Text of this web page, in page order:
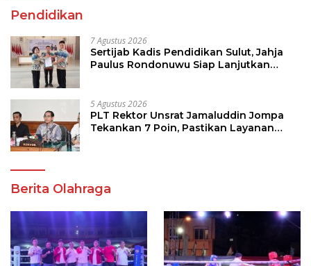
Pendidikan
7 Agustus 2026
Sertijab Kadis Pendidikan Sulut, Jahja
Paulus Rondonuwu Siap Lanjutkan
5 Agustus 2026
PLT Rektor Unsrat Jamaluddin Jompa
Tekankan 7 Poin, Pastikan Layanan
Berita Olahraga